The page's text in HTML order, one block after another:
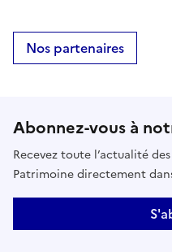
Nos partenaires
Abonnez-vous à
Recevez toute l’actualité
Patrimoine directement